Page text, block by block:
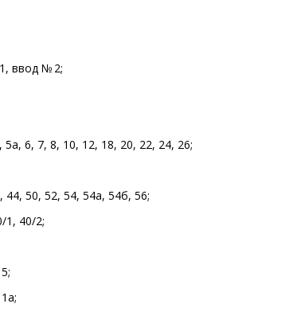
ввод № 2;
6, 7, 8, 10, 12, 18, 20, 22, 24, 26;
50, 52, 54, 54а, 54б, 56;
1, 40/2;